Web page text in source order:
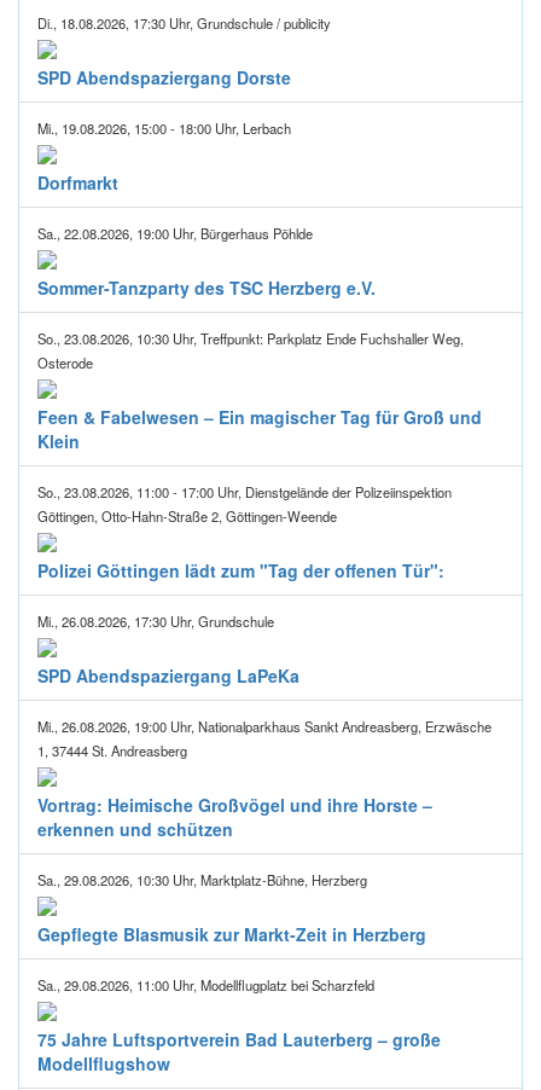
Di., 18.08.2026, 17:30 Uhr, Grundschule / publicity
SPD Abendspaziergang Dorste
Mi., 19.08.2026, 15:00 - 18:00 Uhr, Lerbach
Dorfmarkt
Sa., 22.08.2026, 19:00 Uhr, Bürgerhaus Pöhlde
Sommer-Tanzparty des TSC Herzberg e.V.
So., 23.08.2026, 10:30 Uhr, Treffpunkt: Parkplatz Ende Fuchshaller Weg,
Osterode
Feen & Fabelwesen – Ein magischer Tag für Groß und
Klein
So., 23.08.2026, 11:00 - 17:00 Uhr, Dienstgelände der Polizeiinspektion
Göttingen, Otto-Hahn-Straße 2, Göttingen-Weende
Polizei Göttingen lädt zum "Tag der offenen Tür":
Mi., 26.08.2026, 17:30 Uhr, Grundschule
SPD Abendspaziergang LaPeKa
Mi., 26.08.2026, 19:00 Uhr, Nationalparkhaus Sankt Andreasberg, Erzwäsche
1, 37444 St. Andreasberg
Vortrag: Heimische Großvögel und ihre Horste –
erkennen und schützen
Sa., 29.08.2026, 10:30 Uhr, Marktplatz-Bühne, Herzberg
Gepflegte Blasmusik zur Markt-Zeit in Herzberg
Sa., 29.08.2026, 11:00 Uhr, Modellflugplatz bei Scharzfeld
75 Jahre Luftsportverein Bad Lauterberg – große
Modellflugshow